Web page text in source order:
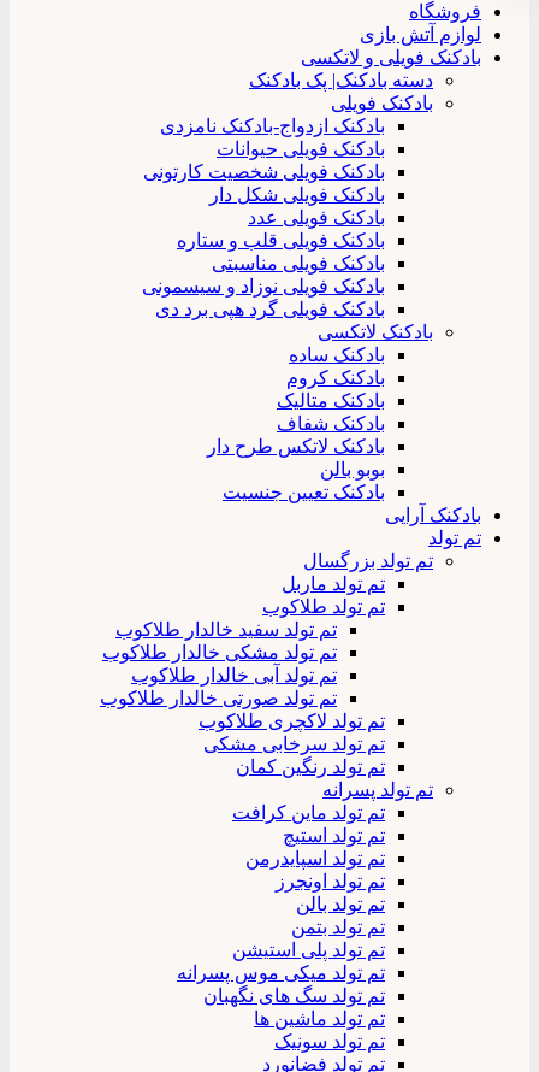
فروشگاه
لوازم آتش بازی
بادکنک فویلی و لاتکسی
دسته بادکنک| پک بادکنک
بادکنک فویلی
بادکنک ازدواج-بادکنک نامزدی
بادکنک فویلی حیوانات
بادکنک فویلی شخصیت کارتونی
بادکنک فویلی شکل دار
بادکنک فویلی عدد
بادکنک فویلی قلب و ستاره
بادکنک فویلی مناسبتی
بادکنک فویلی نوزاد و سیسمونی
بادکنک فویلی گرد هپی برد دی
بادکنک لاتکسی
بادکنک ساده
بادکنک کروم
بادکنک متالیک
بادکنک شفاف
بادکنک لاتکس طرح دار
بوبو بالن
بادکنک تعیین جنسیت
بادکنک آرایی
تم تولد
تم تولد بزرگسال
تم تولد ماربل
تم تولد طلاکوب
تم تولد سفید خالدار طلاکوب
تم تولد مشکی خالدار طلاکوب
تم تولد آبی خالدار طلاکوب
تم تولد صورتی خالدار طلاکوب
تم تولد لاکچری طلاکوب
تم تولد سرخابی مشکی
تم تولد رنگین کمان
تم تولد پسرانه
تم تولد ماین کرافت
تم تولد استیچ
تم تولد اسپایدرمن
تم تولد اونجرز
تم تولد بالن
تم تولد بتمن
تم تولد پلی استیشن
تم تولد میکی موس پسرانه
تم تولد سگ های نگهبان
تم تولد ماشین ها
تم تولد سونیک
تم تولد فضانورد